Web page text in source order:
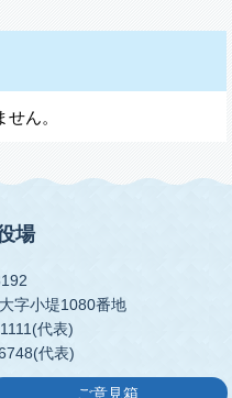
ん。
場
字小堤1080番地
代表)
代表)
ご意見箱